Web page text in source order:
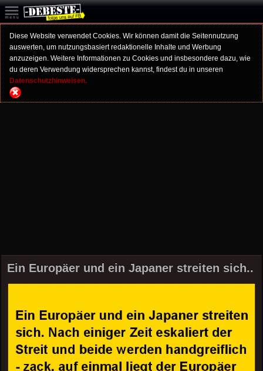
Diese Website verwendet Cookies. Wir können damit die Seitennutzung
auswerten, um nutzungsbasiert redaktionelle Inhalte und Werbung
anzuzeigen. Weitere Informationen zu Cookies und insbesondere dazu, wie
du deren Verwendung widersprechen kannst, findest du in unseren
Datenschutzhinweisen.
Ein Europäer und ein Japaner streiten sich..